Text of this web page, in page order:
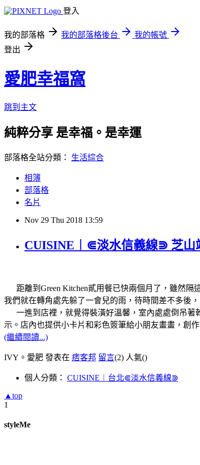
登入
我的部落格 我的部落格後台
我的帳號
登出
愛肥幸福窩
跳到主文
純粹分享 是幸福。是幸運
部落格全站分類： 生活綜合
相簿
部落格
名片
Nov 29 Thu 2018 13:59
CUISINE︱⋐淡水信義線⋑ 芝山
距離到Green Kitchen貳用餐已快兩個月了，雖然隔
我們就在轉角處先躲了一會兒的雨，待時間差不多後
一進到店裡，就覺得裝潢好溫馨，室內處處倒吊著
示。店內也提供小卡片和彩色簽筆給小朋友畫畫，創
(繼續閱讀...)
IVY。愛肥 發表在 痞客邦 留言(2) 人氣()
個人分類： CUISINE︱台北⋐淡水信義線⋑
▲top
1
styleMe